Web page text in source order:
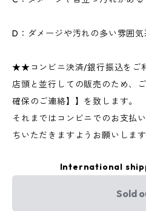
D：ダメージや汚れの多い雰囲気
★★コンビニ決済/銀行振込をご
店頭と並行しての販売のため、
確保のご連絡】】を致します。
それまではコンビニでのお支払
ちいただきますようお願いします
International
Sold